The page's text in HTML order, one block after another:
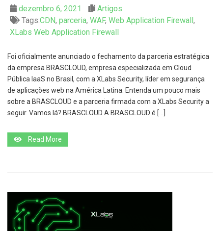
dezembro 6, 2021
Artigos
Tags:CDN, parceria, WAF, Web Application Firewall ,
XLabs Web Application Firewall
Foi oficialmente anunciado o fechamento da parceria estratégica
da empresa BRASCLOUD, empresa especializada em Cloud
Pública IaaS no Brasil, com a XLabs Security, líder em segurança
de aplicações web na América Latina. Entenda um pouco mais
sobre a BRASCLOUD e a parceria firmada com a XLabs Security a
seguir. Vamos lá? BRASCLOUD A BRASCLOUD é […]
Read More